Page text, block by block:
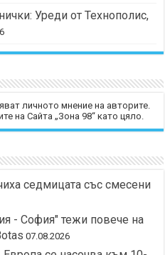
Уреди от Технополис,
личното мнение на авторите.
на Сайта „Зона 98“ като цяло.
седмицата със смесени
- София" тежи повече на
07.08.2026